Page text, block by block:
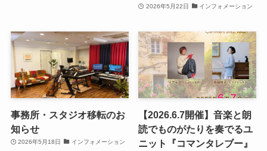
2026年5月22日 インフォメーション
事務所・スタジオ移転のお
知らせ
2026年5月18日 インフォメーション
【2026.6.7開催】音楽と朗
読でものがたりを奏でるユ
ニット『コマンタレブー』